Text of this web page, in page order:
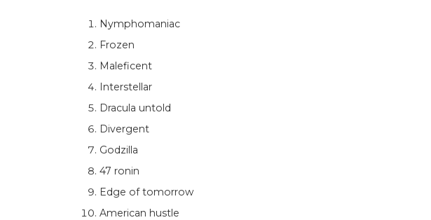
Nymphomaniac
Frozen
Maleficent
Interstellar
Dracula untold
Divergent
Godzilla
47 ronin
Edge of tomorrow
American hustle